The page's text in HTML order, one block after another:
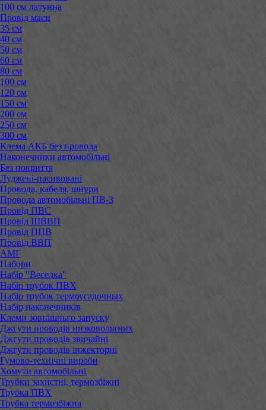
100 см латунна
Провід маси
35 см
40 см
50 см
60 см
80 см
100 см
120 см
150 см
200 см
250 см
300 см
Клема АКБ без провода
Наконечники автомобільні
Без покриття
Луджені-пасивовані
Провода, кабеля, шнури
Провода автомобільні ПВ-3
Провід ПВС
Провід ШВВП
Провід ППВ
Провід ВВП
АМГ
Набори
Набір "Веселка"
Набір трубок ПВХ
Набір трубок термоусадочных
Набір наконечників
Клеми зовнішньго запуску
Джгути проводів низковольтних
Джгути проводів звичайні
Джгути проводів інжекторні
Гумово-технічні вироби
Хомути автомобільні
Трубки захистні, термозбіжні
Трубка ПВХ
Трубка термозбіжна